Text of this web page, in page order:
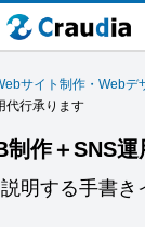
サイト制作・Webデ
代行承ります
作＋SNS
明する手書き